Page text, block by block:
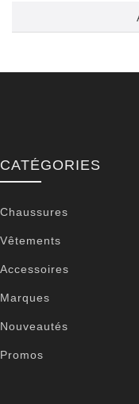
CATÉGORIES
Chaussures
Vêtements
Accessoires
Marques
Nouveautés
Promos